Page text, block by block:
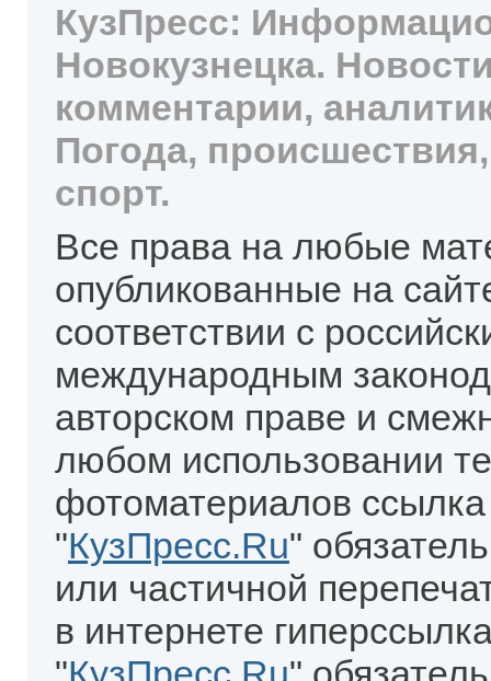
КузПресс:
Новокузнецка.
комментарии,
Погода,
спорт.
Все права на любые
опубликованные на
соответствии с
международным
авторском праве и
любом использовании
фотоматериалов
"КузПресс.Ru"
или частичной
в интернете